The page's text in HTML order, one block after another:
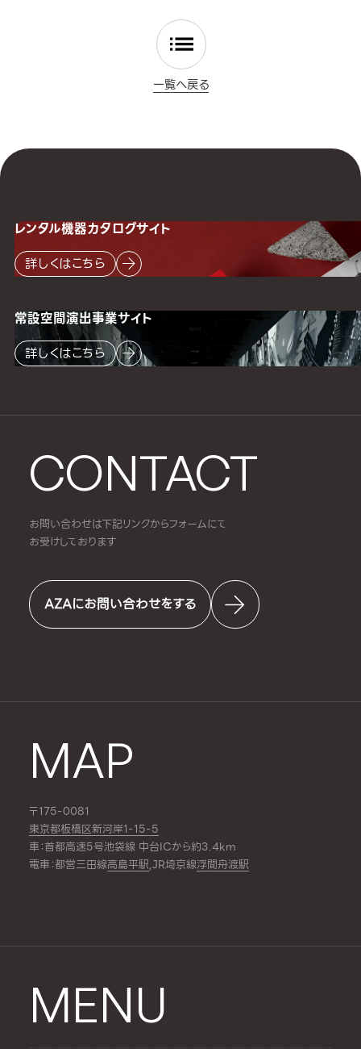
一覧へ戻る
CONTACT
お問い合わせは下記リンクからフォームにて
お受けしております
AZAにお問い合わせをする
MAP
〒175-0081
東京都板橋区新河岸1-15-5
車：首都高速5号池袋線 中台ICから約3.4km
電車：都営三田線高島平駅,JR埼京線浮間舟渡駅
レンタル機器カタログサイト
詳しくはこちら
常設空間演出事業サイト
詳しくはこちら
MENU